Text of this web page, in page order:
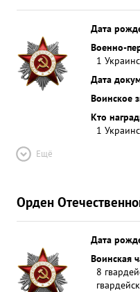
Дата
Военно-
1
Дата
Воинское
Кто
1
Ещё
Орден
Дата
Воинская
8